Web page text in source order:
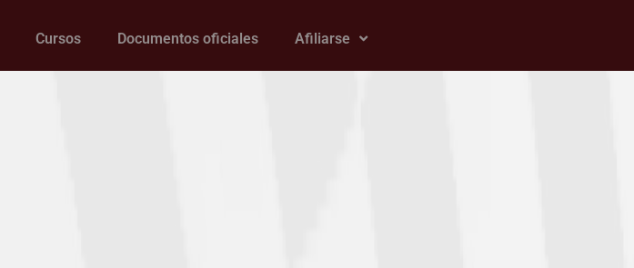
Cursos Documentos oficiales Afiliarse